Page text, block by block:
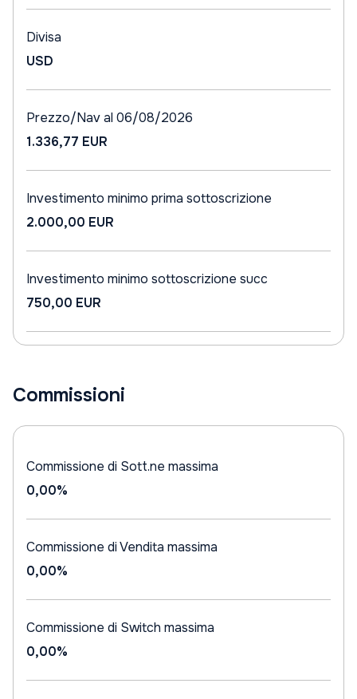
Divisa
USD
Prezzo/Nav al 06/08/2026
1.336,77 EUR
Investimento minimo prima sottoscrizione
2.000,00 EUR
Investimento minimo sottoscrizione succ
750,00 EUR
Commissioni
Commissione di Sott.ne massima
0,00%
Commissione di Vendita massima
0,00%
Commissione di Switch massima
0,00%